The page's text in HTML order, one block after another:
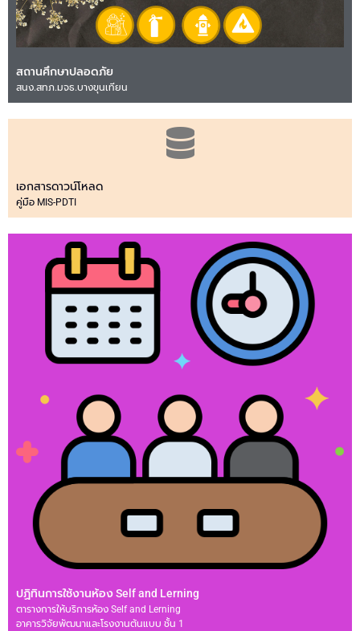
สถานศึกษาปลอดภัย
สนง.สทภ.มจธ.บางขุนเทียน
เอกสารดาวน์โหลด
คู่มือ MIS-PDTI
ปฏิทินการใช้งานห้อง Self and Lerning
ตารางการให้บริการห้อง Self and Lerning
อาคารวิจัยพัฒนาและโรงงานต้นแบบ ชั้น 1